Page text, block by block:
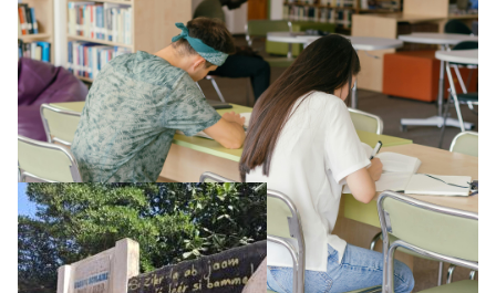
promesse républicaine
11 juillet 2026-
Le projet de loi sur la régulation de l’enseignement
supérieur privé met en lumière l’amplification d’un système
qui relègue l’acte pédagogique au superfétatoire, voire à…
Lire la suite →